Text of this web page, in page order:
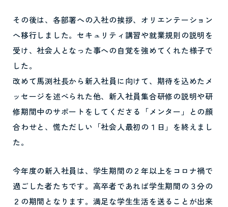
その後は、各部署への入社の挨拶、オリエンテーション
へ移行しました。セキュリティ講習や就業規則の説明を
受け、社会人となった事への自覚を強めてくれた様子で
した。
改めて馬渕社長から新入社員に向けて、期待を込めたメ
ッセージを述べられた他、新入社員集合研修の説明や研
修期間中のサポートをしてくださる「メンター」との顔
合わせと、慌ただしい「社会人最初の１日」を終えまし
た。
今年度の新入社員は、学生期間の２年以上をコロナ禍で
過ごした者たちです。高卒者であれば学生期間の３分の
２の期間となります。満足な学生生活を送ることが出来